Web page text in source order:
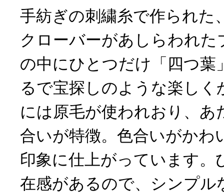
手紡ぎの刺繍糸で作られた
クローバーがあしらわれた
の中にひとつだけ「四つ葉
るで宝探しのような楽しく
には原毛が使われおり、あ
合いが特徴。色合いがかわ
印象に仕上がっています。
在感があるので、シンプル